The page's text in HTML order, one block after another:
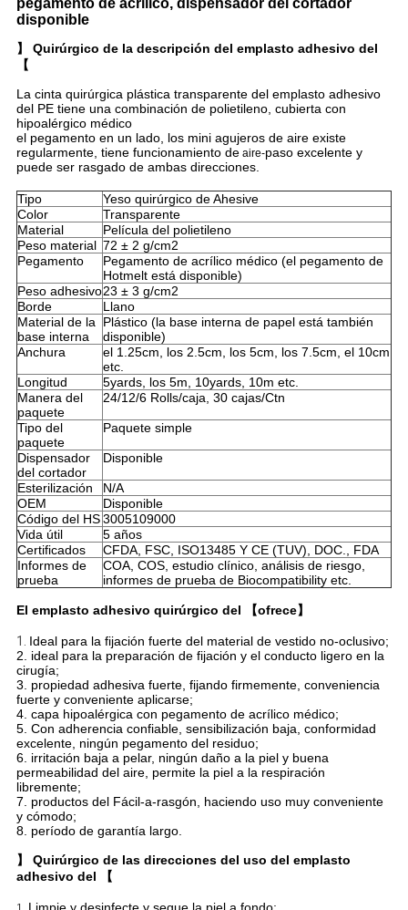
pegamento de acrílico, dispensador del cortador
disponible
】 Quirúrgico de la descripción del emplasto adhesivo del
【
La cinta quirúrgica plástica transparente del emplasto adhesivo
del PEtiene una combinación de polietileno, cubierta con
hipoalérgico médico
el pegamentoen un lado, los mini agujeros de aire existe
regularmente, tiene funcionamiento deaire-paso excelente y
puede ser rasgado de ambas direcciones.
Tipo
Yeso quirúrgico de Ahesive
Color
Transparente
Material
Película del polietileno
Peso material 72 ± 2 g/cm2
Pegamento
Pegamento de acrílico médico (el pegamento de
Hotmelt está disponible)
Peso adhesivo23 ± 3 g/cm2
Borde
Llano
Material de la
base interna
Plástico (la base interna de papel está también
disponible)
Anchura
el 1.25cm, los 2.5cm, los 5cm, los 7.5cm, el 10cm
etc.
Longitud
5yards, los 5m, 10yards, 10m etc.
Manera del
paquete
24/12/6 Rolls/caja, 30 cajas/Ctn
Tipo del
paquete
Paquete simple
Dispensador
del cortador
Disponible
Esterilización
N/A
OEM
Disponible
Código del HS3005109000
Vida útil
5 años
Certificados
CFDA, FSC, ISO13485 Y CE (TUV), DOC., FDA
Informes de
prueba
COA, COS, estudio clínico, análisis de riesgo,
informes de prueba de Biocompatibility etc.
El emplasto adhesivo quirúrgico del 【ofrece】
1. Ideal para la fijación fuerte del material de vestido no-oclusivo;
2. ideal para la preparación de fijación y el conducto ligero en la
cirugía;
3. propiedad adhesiva fuerte, fijando firmemente, conveniencia
fuerte y conveniente aplicarse;
4. capa hipoalérgica con pegamento de acrílico médico;
5. Con adherencia confiable, sensibilización baja, conformidad
excelente, ningún pegamento del residuo;
6. irritación baja a pelar, ningún daño a la piel y buena
permeabilidad del aire, permite la piel a la respiración
libremente;
7. productos del Fácil-a-rasgón, haciendo uso muy conveniente
y cómodo;
8. período de garantía largo.
】 Quirúrgico de las direcciones del uso del emplasto
adhesivo del 【